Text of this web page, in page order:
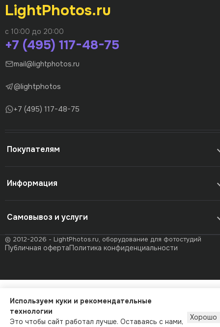
LightPhotos.ru
с 10:00 до 20:00
+7 (495) 117-48-75
mail@lightphotos.ru
@lightphotos
+7 (495) 117-48-75
Покупателям
Информация
Самовывоз и услуги
© 2012-2026 - LightPhotos.ru, оборудование для фотостудий
Публичная офертаПолитика конфиденциальности
Используем куки и рекомендательные
технологии
Это чтобы сайт работал лучше. Оставаясь с нами,
Хорошо